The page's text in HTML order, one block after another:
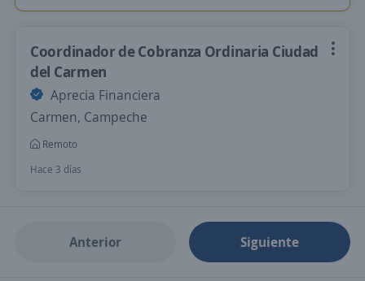
Coordinador de Cobranza Ordinaria Ciudad
del Carmen
Aprecia Financiera
Carmen, Campeche
Remoto
Hace 3 días
Anterior Siguiente